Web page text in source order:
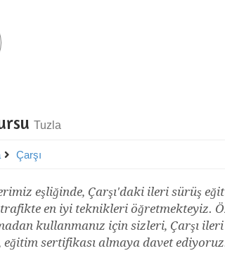
Tuzla
Çarşı
eşliğinde, Çarşı'daki ileri sürüş
trafikte en iyi teknikleri öğretmekteyiz.
kullanmanız için sizleri, Çarşı
eğitim sertifikası almaya davet